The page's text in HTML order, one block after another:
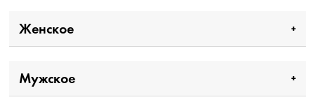
Женское
Мужское